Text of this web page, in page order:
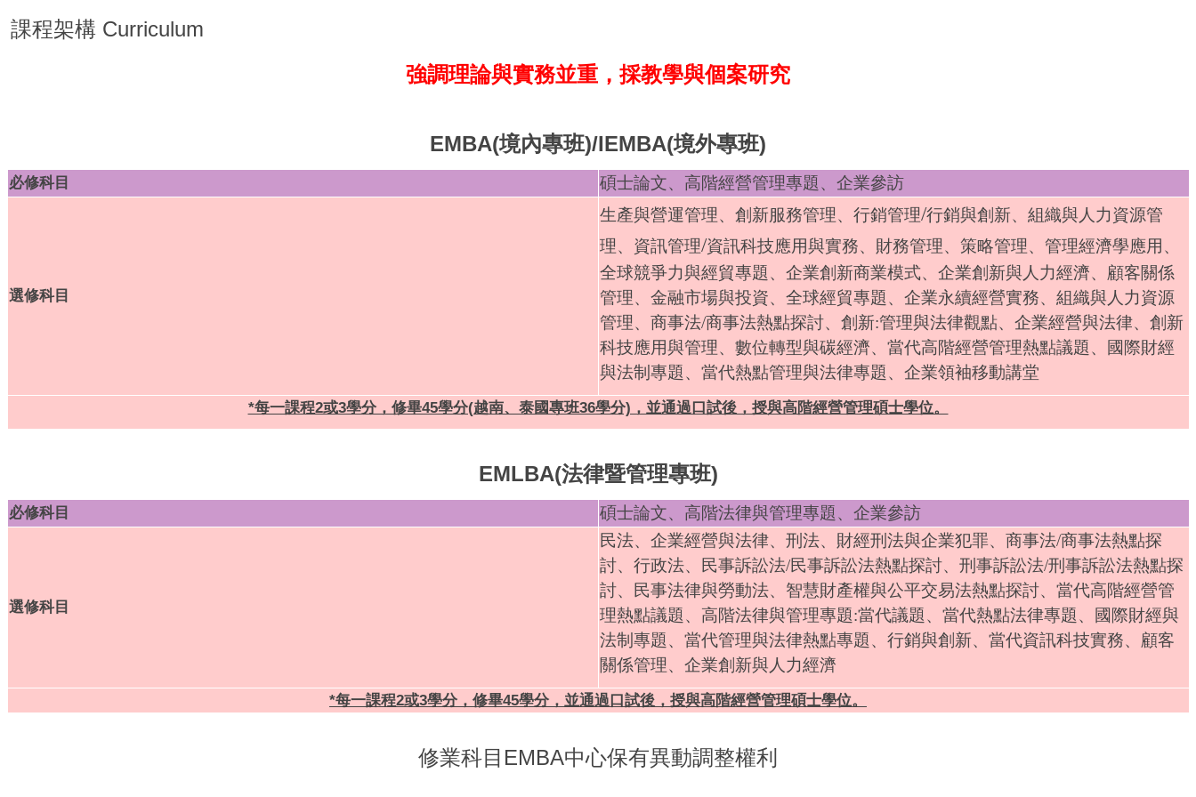
課程架構 Curriculum
強調理論與實務並重，採教學與個案研究
EMBA(境內專班)/IEMBA(境外專班)
必修科目 碩士論文、高階經營管理專題、企業參訪
選修科目
生產與營運管理、創新服務管理、行銷管理/行銷與創新、組織與人力資源管
理、資訊管理/資訊科技應用與實務、財務管理、策略管理、管理經濟學應用、
全球競爭力與經貿專題、企業創新商業模式、企業創新與人力經濟、顧客關係
管理、金融市場與投資、全球經貿專題、企業永續經營實務、組織與人力資源
管理、商事法/商事法熱點探討、創新:管理與法律觀點、企業經營與法律、創新
科技應用與管理、數位轉型與碳經濟、當代高階經營管理熱點議題、國際財經
與法制專題、當代熱點管理與法律專題、企業領袖移動講堂
*每一課程2或3學分，修畢45學分(越南、泰國專班36學分)，並通過口試後，授與高階經營管理碩士學位。
EMLBA(法律暨管理專班)
必修科目 碩士論文、高階法律與管理專題、企業參訪
選修科目
民法、企業經營與法律、刑法、財經刑法與企業犯罪、商事法/商事法熱點探
討、行政法、民事訴訟法/民事訴訟法熱點探討、刑事訴訟法/刑事訴訟法熱點探
討、民事法律與勞動法、智慧財產權與公平交易法熱點探討、當代高階經營管
理熱點議題、高階法律與管理專題:當代議題、當代熱點法律專題、國際財經與
法制專題、當代管理與法律熱點專題、 行銷與創新、當代資訊科技實務、顧客
關係管理、企業創新與人力經濟
*每一課程2或3學分，修畢45學分，並通過口試後，授與高階經營管理碩士學位。
修業科目EMBA中心保有異動調整權利